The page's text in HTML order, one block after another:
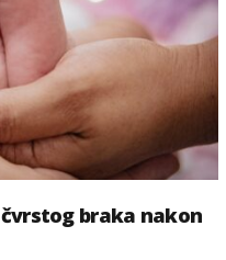
braka nakon